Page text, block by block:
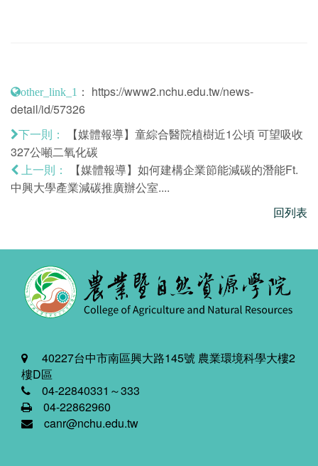
other_link_1 ： https://www2.nchu.edu.tw/news-
detail/id/57326
下一則：
【媒體報導】童綜合醫院植樹近1公頃 可望吸收
327公噸二氧化碳
上一則：
【媒體報導】如何建構企業節能減碳的潛能Ft.
中興大學產業減碳推廣辦公室....
回列表
40227台中市南區興大路145號 農業環境科學大樓2
樓D區
04-22840331～333
04-22862960
canr@nchu.edu.tw